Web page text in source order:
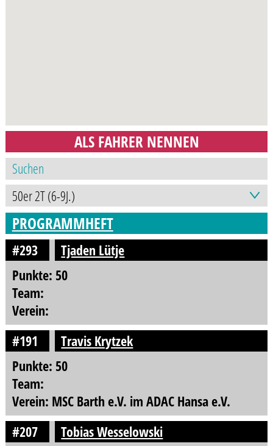
ALS FAHRER NENNEN
PROGRAMMHEFT
#293
Tjaden Lütje
Punkte: 50
Team:
Verein:
#191
Travis Krytzek
Punkte: 50
Team:
Verein: MSC Barth e.V. im ADAC Hansa e.V.
#207
Tobias Wesselowski